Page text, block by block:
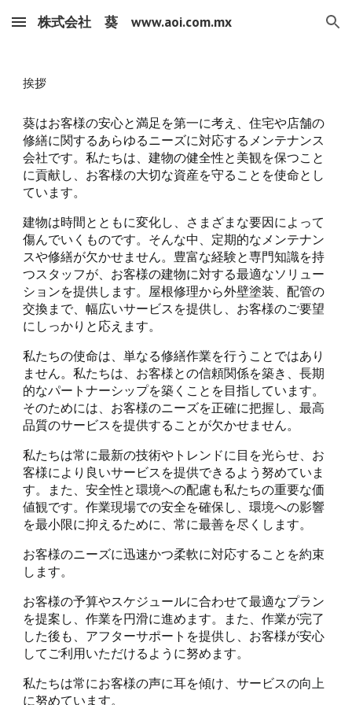
Skip to main content Skip to navigation
株式会社 葵 www.aoi.com.mx
挨拶
葵はお客様の安心と満足を第一に考え、住宅や店舗の
修繕に関するあらゆるニーズに対応するメンテナンス
会社です。私たちは、建物の健全性と美観を保つこと
に貢献し、お客様の大切な資産を守ることを使命とし
ています。
建物は時間とともに変化し、さまざまな要因によって
傷んでいくものです。そんな中、定期的なメンテナン
スや修繕が欠かせません。豊富な経験と専門知識を持
つスタッフが、お客様の建物に対する最適なソリュー
ションを提供します。屋根修理から外壁塗装、配管の
交換まで、幅広いサービスを提供し、お客様のご要望
にしっかりと応えます。
私たちの使命は、単なる修繕作業を行うことではあり
ません。私たちは、お客様との信頼関係を築き、長期
的なパートナーシップを築くことを目指しています。
そのためには、お客様のニーズを正確に把握し、最高
品質のサービスを提供することが欠かせません。
私たちは常に最新の技術やトレンドに目を光らせ、お
客様により良いサービスを提供できるよう努めていま
す。また、安全性と環境への配慮も私たちの重要な価
値観です。作業現場での安全を確保し、環境への影響
を最小限に抑えるために、常に最善を尽くします。
お客様のニーズに迅速かつ柔軟に対応することを約束
します。
お客様の予算やスケジュールに合わせて最適なプラン
を提案し、作業を円滑に進めます。また、作業が完了
した後も、アフターサポートを提供し、お客様が安心
してご利用いただけるように努めます。
私たちは常にお客様の声に耳を傾け、サービスの向上
に努めています。